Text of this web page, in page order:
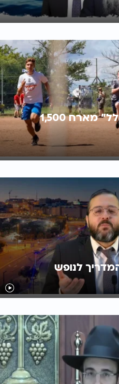
מחנה הנופש "המקולל" מארח 1,500
לנופש